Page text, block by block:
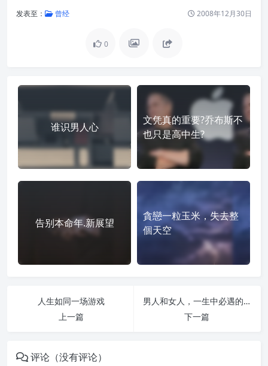
发表至： 曾经 2008年12月30日
0
谁识男人心
文凭真的重要?乔布斯不
也只是高中生?
告别本命年.新展望
貪戀一粒玉米，失去整
個天空
人生如同一场游戏
上一篇
男人和女人，一生中必遇的三个异性
下一篇
评论（没有评论）